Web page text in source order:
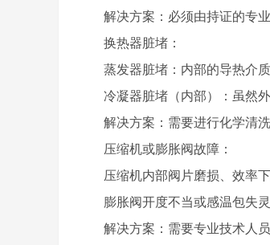
解决方案：必须由持证的专
换热器脏堵：
蒸发器脏堵：内部的导热介
冷凝器脏堵（内部）：虽然
解决方案：需要进行化学清
压缩机或膨胀阀故障：
压缩机内部阀片磨损、效率下
膨胀阀开度不当或感温包失
解决方案：需要专业技术人员